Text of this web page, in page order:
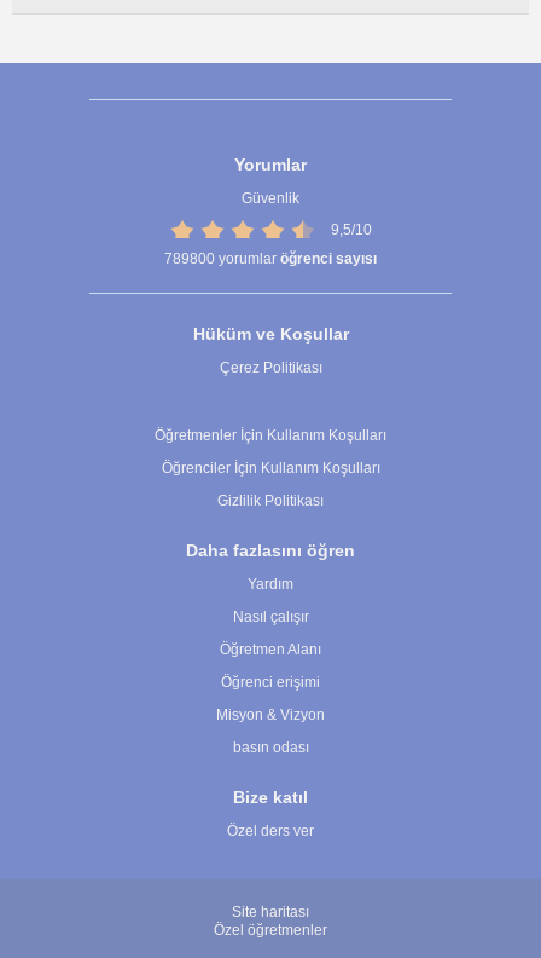
Yorumlar
Güvenlik
9,5/10
789800 yorumlar öğrenci sayısı
Hüküm ve Koşullar
Çerez Politikası
Öğretmenler İçin Kullanım Koşulları
Öğrenciler İçin Kullanım Koşulları
Gizlilik Politikası
Daha fazlasını öğren
Yardım
Nasıl çalışır
Öğretmen Alanı
Öğrenci erişimi
Misyon & Vizyon
basın odası
Bize katıl
Özel ders ver
Site haritası
Özel öğretmenler